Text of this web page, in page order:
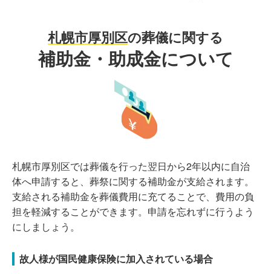
札幌市厚別区の葬儀に関する
補助金・助成金について
札幌市厚別区では葬儀を行った翌日から2年以内に自治
体へ申請すると、葬祭に関する補助金が支給されます。
支給される補助金を葬儀費用に充てることで、費用の負
担を軽減することができます。申請を忘れずに行うよう
にしましょう。
故人様が国民健康保険に加入されている場合